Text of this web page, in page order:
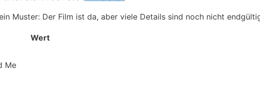
Muster: Der Film ist da, aber viele Details sind noch nicht
Wert
Me